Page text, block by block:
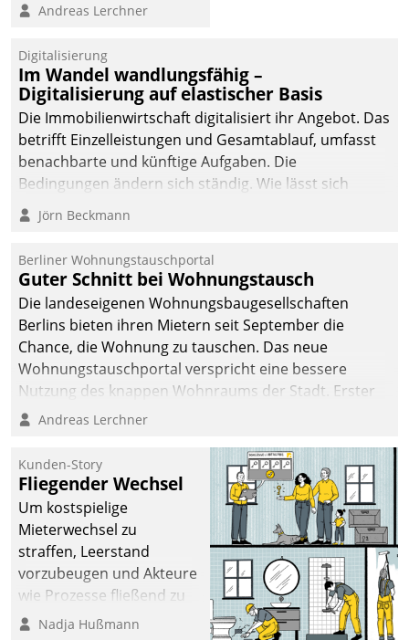
Softwareentwicklungshaus
Andreas Lerchner
Digitalisierung
Im Wandel wandlungsfähig –
Digitalisierung auf elastischer Basis
Die Immobilienwirtschaft digitalisiert ihr Angebot. Das
betrifft Einzelleistungen und Gesamtablauf, umfasst
benachbarte und künftige Aufgaben. Die
Bedingungen ändern sich ständig. Wie lässt sich
technisch die Kontrolle wahren und zugleich Freiraum
fürs Wachsen öffnen?
Jörn Beckmann
Berliner Wohnungstauschportal
Guter Schnitt bei Wohnungstausch
Die landeseigenen Wohnungsbaugesellschaften
Berlins bieten ihren Mietern seit September die
Chance, die Wohnung zu tauschen. Das neue
Wohnungstauschportal verspricht eine bessere
Nutzung des knappen Wohnraums der Stadt. Erster
Anwendungsfall für Datatrains Lösung API-Hub mit
Unternehmen.
Andreas Lerchner
Kunden-Story
Fliegender Wechsel
Um kostspielige
Mieterwechsel zu
straffen, Leerstand
vorzubeugen und Akteure
wie Prozesse fließend zu
vernetzen, nutzt die
Nadja Hußmann